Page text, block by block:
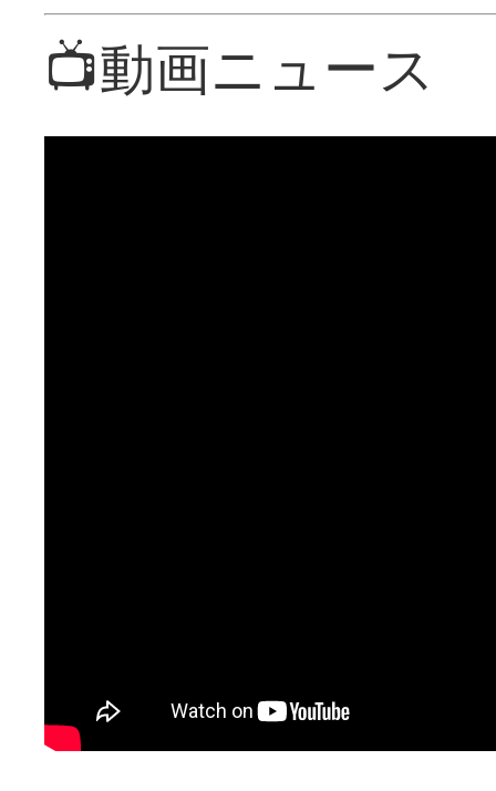
📺動画ニュース